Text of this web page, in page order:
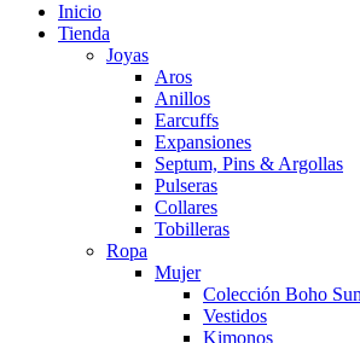
Inicio
Tienda
Joyas
Aros
Anillos
Earcuffs
Expansiones
Septum, Pins & Argollas
Pulseras
Collares
Tobilleras
Ropa
Mujer
Colección Boho
Vestidos
Kimonos